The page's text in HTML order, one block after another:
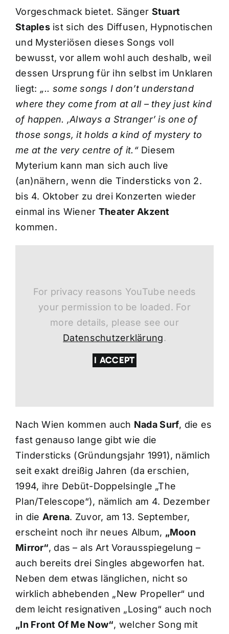
Vorgeschmack bietet. Sänger Stuart
Staplesist sich des Diffusen, Hypnotischen
und Mysteriösen dieses Songs voll
bewusst, vor allem wohl auch deshalb, weil
dessen Ursprung für ihn selbst im Unklaren
liegt: „.. some songs I don’t understand
where they come from at all – they just kind
of happen. ,Always a Stranger’ is one of
those songs, it holds a kind of mystery to
me at the very centre of it.“Diesem
Myterium kann man sich auch live
(an)nähern, wenn die Tindersticks von 2.
bis 4. Oktober zu drei Konzerten wieder
einmal ins Wiener Theater Akzent
kommen.
For privacy reasons YouTube needs
your permission to be loaded. For
more details, please see our
Datenschutzerklärung.
I ACCEPT
Nach Wien kommen auch Nada Surf, die es
fast genauso lange gibt wie die
Tindersticks (Gründungsjahr 1991), nämlich
seit exakt dreißig Jahren (da erschien,
1994, ihre Debüt-Doppelsingle „The
Plan/Telescope“), nämlich am 4. Dezember
in die Arena. Zuvor, am 13. September,
erscheint noch ihr neues Album, „Moon
Mirror“, das – als Art Vorausspiegelung –
auch bereits drei Singles abgeworfen hat.
Neben dem etwas länglichen, nicht so
wirklich abhebenden „New Propeller“ und
dem leicht resignativen „Losing“ auch noch
„In Front Of Me Now“, welcher Song mit